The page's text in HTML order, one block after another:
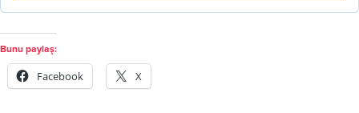
Bunu paylaş:
Facebook X